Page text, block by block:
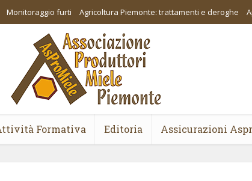
Monitoraggio furti Agricoltura Piemonte: trattamenti e deroghe
Formativa Editoria Assicurazioni